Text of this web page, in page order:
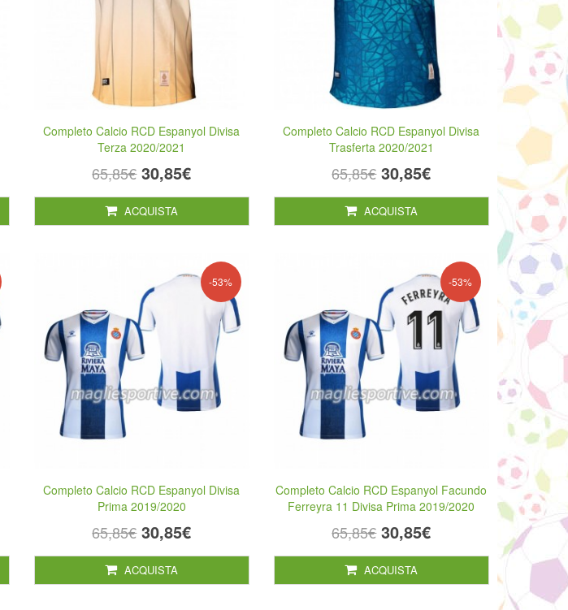
Completo Calcio RCD Espanyol Divisa
Terza 2020/2021
65,85€ 30,85€
ACQUISTA
Completo Calcio RCD Espanyol Divisa
Trasferta 2020/2021
65,85€ 30,85€
ACQUISTA
-53%
Completo Calcio RCD Espanyol Divisa
Prima 2019/2020
65,85€ 30,85€
ACQUISTA
-53%
Completo Calcio RCD Espanyol Facundo
Ferreyra 11 Divisa Prima 2019/2020
65,85€ 30,85€
ACQUISTA